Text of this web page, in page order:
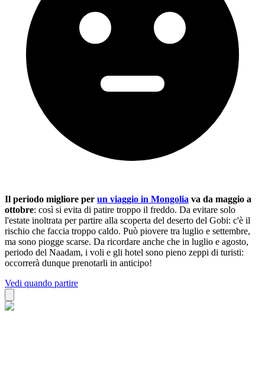
Il periodo migliore per un viaggio in Mongolia va da maggio a
ottobre: così si evita di patire troppo il freddo. Da evitare solo
l'estate inoltrata per partire alla scoperta del deserto del Gobi: c'è il
rischio che faccia troppo caldo. Può piovere tra luglio e settembre,
ma sono piogge scarse. Da ricordare anche che in luglio e agosto,
periodo del Naadam, i voli e gli hotel sono pieno zeppi di turisti:
occorrerà dunque prenotarli in anticipo!
Vedi quando partire